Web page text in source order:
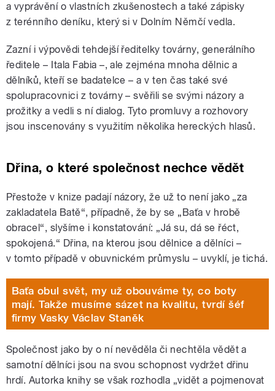
a vyprávění o vlastních zkušenostech a také zápisky
z terénního deníku, který si v Dolním Němčí vedla.
Zazní i výpovědi tehdejší ředitelky továrny, generálního
ředitele – Itala Fabia –, ale zejména mnoha dělnic a
dělníků, kteří se badatelce – a v ten čas také své
spolupracovnici z továrny – svěřili se svými názory a
prožitky a vedli s ní dialog. Tyto promluvy a rozhovory
jsou inscenovány s využitím několika hereckých hlasů.
Dřina, o které společnost nechce vědět
Přestože v knize padají názory, že už to není jako „za
zakladatela Batě“, případně, že by se „Baťa v hrobě
obracel“, slyšíme i konstatování: „Já su, dá se řéct,
spokojená.“ Dřina, na kterou jsou dělnice a dělníci –
v tomto případě v obuvnickém průmyslu – uvyklí, je tichá.
Baťa obul svět, my už obouváme ty, co boty
mají. Takže musíme sázet na kvalitu, tvrdí šéf
firmy Vasky Václav Staněk
Společnost jako by o ní nevěděla či nechtěla vědět a
samotní dělníci jsou na svou schopnost vydržet dřinu
hrdí. Autorka knihy se však rozhodla „vidět a pojmenovat